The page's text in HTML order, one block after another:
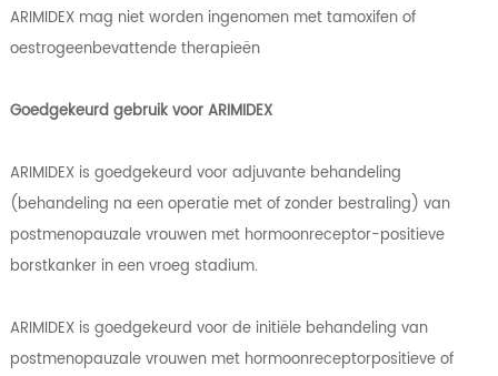
ARIMIDEX mag niet worden ingenomen met tamoxifen of
oestrogeenbevattende therapieën
Goedgekeurd gebruik voor ARIMIDEX
ARIMIDEX is goedgekeurd voor adjuvante behandeling
(behandeling na een operatie met of zonder bestraling) van
postmenopauzale vrouwen met hormoonreceptor-positieve
borstkanker in een vroeg stadium.
ARIMIDEX is goedgekeurd voor de initiële behandeling van
postmenopauzale vrouwen met hormoonreceptorpositieve of